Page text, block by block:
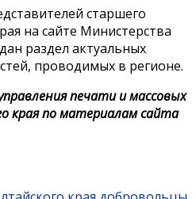
старшего
на сайте Министерства
раздел актуальных
проводимых в регионе.
печати и массовых
края по материалам сайта